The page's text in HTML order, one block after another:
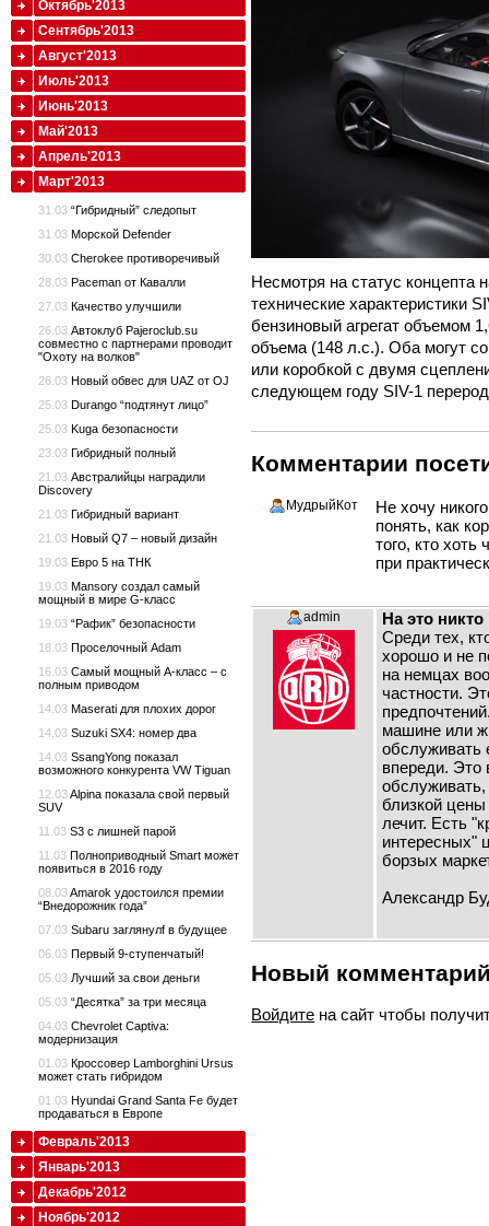
Несмотря на статус концепта
технические характеристики
бензиновый агрегат объемом
объема (148 л.с.). Оба могут
или коробкой с двумя
следующем году SIV-1
Комментарии
MудрыйКот
Не хочу
понять, как
того, кто
при
admin
На это
Среди тех,
хорошо и не
на немцах
частности.
машине или
обслуживать
впереди. Это
обслуживать,
близкой
лечит. Есть
интересных"
борзых
Александр
Новый
Войдите на сайт чтобы
Октябрь'2013
Сентябрь'2013
Август'2013
Июль'2013
Июнь'2013
Май'2013
Апрель'2013
Март'2013
31.03 “Гибридный” следопыт
31.03 Морской Defender
30.03 Cherokee противоречивый
28.03 Paceman от Кавалли
27.03 Качество улучшили
26.03 Автоклуб Pajeroclub.su
совместно с партнерами проводит
"Охоту на волков"
26.03 Новый обвес для UAZ от OJ
25.03 Durango “подтянут лицо”
25.03 Kuga безопасности
23.03 Гибридный полный
21.03 Австралийцы наградили
Discovery
21.03 Гибридный вариант
21.03 Новый Q7 – новый дизайн
19.03 Евро 5 на ТНК
19.03 Mansory создал самый
мощный в мире G-класс
19.03 “Рафик” безопасности
18.03 Проселочный Adam
16.03 Самый мощный A-класс – с
полным приводом
14.03 Maserati для плохих дорог
14.03 Suzuki SX4: номер два
14.03 SsangYong показал
возможного конкурента VW Tiguan
12.03Alpina показала свой первый
SUV
11.03 S3 с лишней парой
11.03 Полноприводный Smart может
появиться в 2016 году
08.03Amarok удостоился премии
“Внедорожник года”
07.03 Subaru заглянулf в будущее
06.03 Первый 9-ступенчатый!
05.03 Лучший за свои деньги
05.03 “Десятка” за три месяца
04.03 Chevrolet Captiva:
модернизация
01.03 Кроссовер Lamborghini Ursus
может стать гибридом
01.03 Hyundai Grand Santa Fe будет
продаваться в Европе
Февраль'2013
Январь'2013
Декабрь'2012
Ноябрь'2012